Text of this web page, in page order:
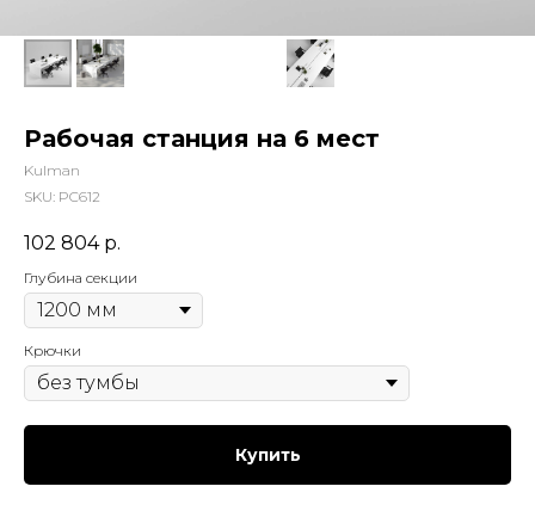
Рабочая станция на 6 мест
Kulman
SKU: РС612
102 804 р.
Глубина секции
Крючки
Купить